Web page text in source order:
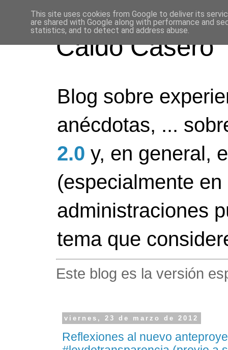
Caldo Casero
Blog sobre
anécdotas, ...
2.0 y, en general,
(especialmente
administraciones
tema que
Este blog es la versión
viernes, 23 de marzo de 2012
Reflexiones al nuevo
This site uses cookies from Google to deliver its
are shared with Google along with performance and
statistics, and to detect and address abuse.